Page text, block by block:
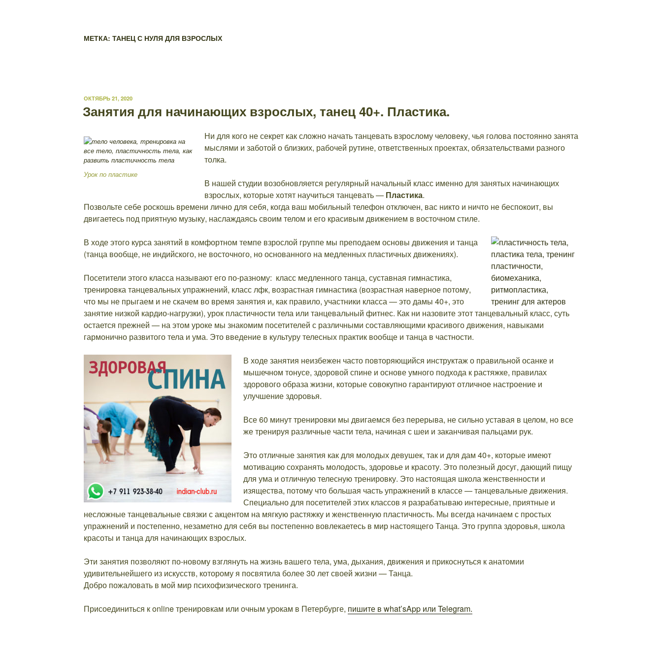
МЕТКА: ТАНЕЦ С НУЛЯ ДЛЯ ВЗРОСЛЫХ
ОПУБЛИКОВАНО
ОКТЯБРЬ 21, 2020
Занятия для начинающих взрослых, танец 40+. Пластика.
Урок по пластике
Ни для кого не секрет как сложно начать танцевать взрослому человеку, чья голова постоянно занята
мыслями и заботой о близких, рабочей рутине, ответственных проектах, обязательствами разного
толка.
В нашей студии возобновляется регулярный начальный класс именно для занятых начинающих
взрослых, которые хотят научиться танцевать — Пластика.
Позвольте себе роскошь времени лично для себя, когда ваш мобильный телефон отключен, вас никто и ничто не беспокоит, вы
двигаетесь под приятную музыку, наслаждаясь своим телом и его красивым движением в восточном стиле.
В ходе этого курса занятий в комфортном темпе взрослой группе мы преподаем основы движения и танца
(танца вообще, не индийского, не восточного, но основанного на медленных пластичных движениях).
Посетители этого класса называют его по-разному: класс медленного танца, суставная гимнастика,
тренировка танцевальных упражнений, класс лфк, возрастная гимнастика (возрастная наверное потому,
что мы не прыгаем и не скачем во время занятия и, как правило, участники класса — это дамы 40+, это
занятие низкой кардио-нагрузки), урок пластичности тела или танцевальный фитнес. Как ни назовите этот танцевальный класс, суть
остается прежней — на этом уроке мы знакомим посетителей с различными составляющими красивого движения, навыками
гармонично развитого тела и ума. Это введение в культуру телесных практик вообще и танца в частности.
В ходе занятия неизбежен часто повторяющийся инструктаж о правильной осанке и
мышечном тонусе, здоровой спине и основе умного подхода к растяжке, правилах
здорового образа жизни, которые совокупно гарантируют отличное настроение и
улучшение здоровья.
Все 60 минут тренировки мы двигаемся без перерыва, не сильно уставая в целом, но все
же тренируя различные части тела, начиная с шеи и заканчивая пальцами рук.
Это отличные занятия как для молодых девушек, так и для дам 40+, которые имеют
мотивацию сохранять молодость, здоровье и красоту. Это полезный досуг, дающий пищу
для ума и отличную телесную тренировку. Это настоящая школа женственности и
изящества, потому что большая часть упражнений в классе — танцевальные движения.
Специально для посетителей этих классов я разрабатываю интересные, приятные и
несложные танцевальные связки с акцентом на мягкую растяжку и женственную пластичность. Мы всегда начинаем с простых
упражнений и постепенно, незаметно для себя вы постепенно вовлекаетесь в мир настоящего Танца. Это группа здоровья, школа
красоты и танца для начинающих взрослых.
Эти занятия позволяют по-новому взглянуть на жизнь вашего тела, ума, дыхания, движения и прикоснуться к анатомии
удивительнейшего из искусств, которому я посвятила более 30 лет своей жизни — Танца.
Добро пожаловать в мой мир психофизического тренинга.
Присоединиться к online тренировкам или очным урокам в Петербурге, пишите в what’sApp или Telegram.